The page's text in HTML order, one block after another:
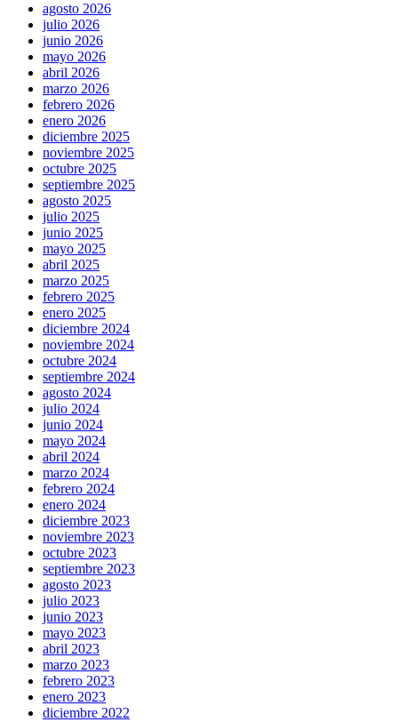
agosto 2026
julio 2026
junio 2026
mayo 2026
abril 2026
marzo 2026
febrero 2026
enero 2026
diciembre 2025
noviembre 2025
octubre 2025
septiembre 2025
agosto 2025
julio 2025
junio 2025
mayo 2025
abril 2025
marzo 2025
febrero 2025
enero 2025
diciembre 2024
noviembre 2024
octubre 2024
septiembre 2024
agosto 2024
julio 2024
junio 2024
mayo 2024
abril 2024
marzo 2024
febrero 2024
enero 2024
diciembre 2023
noviembre 2023
octubre 2023
septiembre 2023
agosto 2023
julio 2023
junio 2023
mayo 2023
abril 2023
marzo 2023
febrero 2023
enero 2023
diciembre 2022